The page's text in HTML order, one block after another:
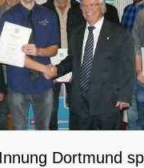
Dortmund